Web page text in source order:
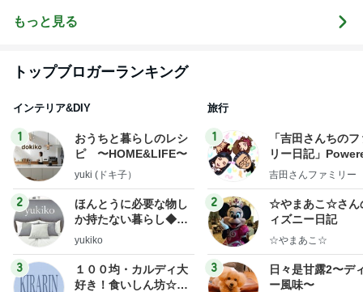
もっと見る
トップブロガーランキング
インテリア&DIY
1
おうちと暮らしのレシ
ピ 〜HOME&LIFE〜
yuki (ドキ子）
2
ほんとうに必要な物し
か持たない暮らし◆Ke
ep Life Simple◆〜イ
yukiko
3
１００均・カルディ大
好き！食いしん坊☆き
旅行
1
「吉田さんちの
リー日記」
y Ameba 吉田さ
ログ
吉田さんファミリー
2
☆やまあこ☆さん
ィズニー日記
☆やまあこ☆
3
日々是甘露2〜デ
ー風味〜